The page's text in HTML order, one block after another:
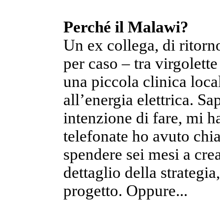
Perché il Malawi?
Un ex collega, di
per caso – tra
una piccola clinica
all’energia elettrica.
intenzione di fare, mi
telefonate ho avuto
spendere sei mesi a
dettaglio della
progetto. Oppure...